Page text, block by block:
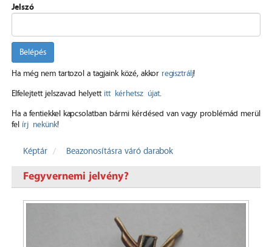
Jelszó
Belépés
Ha még nem tartozol a tagjaink közé, akkor regisztrálj!
Elfelejtett jelszavad helyett itt kérhetsz újat.
Ha a fentiekkel kapcsolatban bármi kérdésed van vagy problémád merül
fel írj nekünk!
Képtár Beazonosításra váró darabok
Fegyvernemi jelvény?